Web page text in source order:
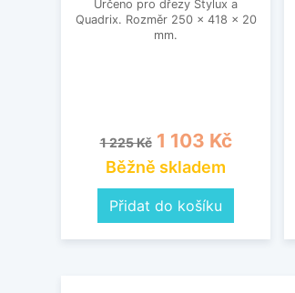
Určeno pro dřezy Stylux a
Quadrix. Rozměr 250 x 418 x 20
mm.
Běžná cena
1 225 Kč Cena
1 103 Kč
Běžně skladem
Přidat do košíku